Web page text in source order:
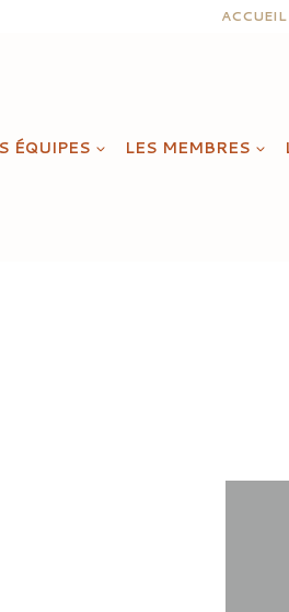
ACCUEIL
ÉQUIPES LES MEMBRES